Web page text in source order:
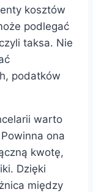
kosztów
podlegać
taksa. Nie
podatków
warto
ona
kwotę,
Dzięki
między